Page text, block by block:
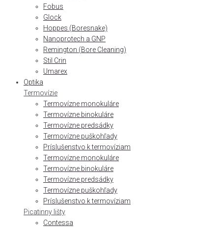
Fobus
Glock
Hoppes (Boresnake)
Nanoprotech a GNP
Remington (Bore Cleaning)
Stil Crin
Umarex
Optika
Termovízie
Termovízne monokuláre
Termovízne binokuláre
Termovízne predsádky
Termovízne puškohľady
Príslušenstvo k termovíziam
Termovízne monokuláre
Termovízne binokuláre
Termovízne predsádky
Termovízne puškohľady
Príslušenstvo k termovíziam
Picatinny lišty
Contessa